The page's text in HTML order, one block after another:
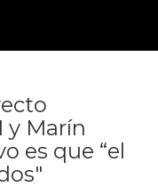
y Marín
es que “el